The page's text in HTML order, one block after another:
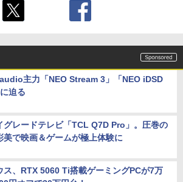
主力「NEO Stream 3」「NEO iDSD
迫る
グレードテレビ「TCL Q7D Pro」。圧巻の
美で映画＆ゲームが極上体験に
ス、RTX 5060 Ti搭載ゲーミングPCが7万